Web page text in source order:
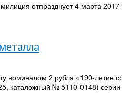
отпразднует 4 марта 2017
номиналом 2 рубля «190-
каталожный № 5110-0148)